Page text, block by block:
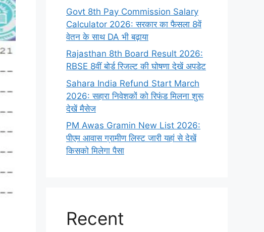
Govt 8th Pay Commission Salary
Calculator 2026: सरकार का फैसला 8वें
वेतन के साथ DA भी बढ़ाया
Rajasthan 8th Board Result 2026:
RBSE 8वीं बोर्ड रिजल्ट की घोषणा देखें अपडेट
Sahara India Refund Start March
2026: सहारा निवेशकों को रिफंड मिलना शुरू
देखें मैसेज
PM Awas Gramin New List 2026:
पीएम आवास ग्रामीण लिस्ट जारी यहां से देखें
किसको मिलेगा पैसा
Recent